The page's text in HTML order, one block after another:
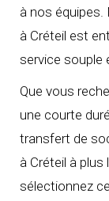
à nos équipes.
à Créteil est
service souple
Que vous
une courte
transfert de
à Créteil à
sélectionnez